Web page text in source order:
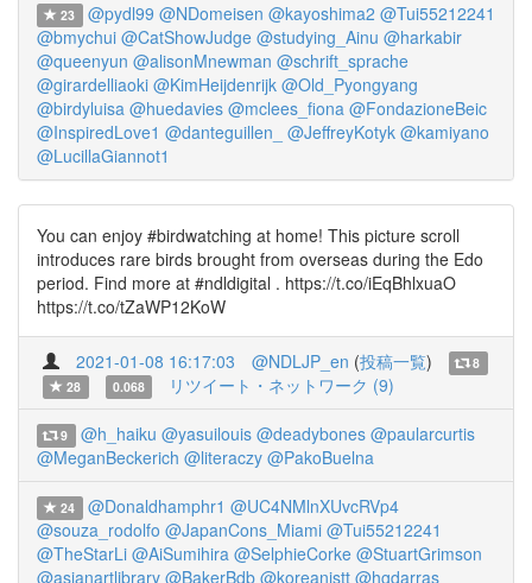
23 @pydl99 @NDomeisen @kayoshima2 @Tui55212241
@bmychui @CatShowJudge @studying_Ainu @harkabir
@queenyun @alisonMnewman @schrift_sprache
@girardelliaoki @KimHeijdenrijk @Old_Pyongyang
@birdyluisa @huedavies @mclees_fiona @FondazioneBeic
@InspiredLove1 @danteguillen_ @JeffreyKotyk @kamiyano
@LucillaGiannot1
You can enjoy #birdwatching at home! This picture scroll
introduces rare birds brought from overseas during the Edo
period. Find more at #ndldigital . https://t.co/iEqBhlxuaO
https://t.co/tZaWP12KoW
2021-01-08 16:17:03 @NDLJP_en (投稿一覧)
8
28
0.068 リツイート・ネットワーク (9)
9 @h_haiku @yasuilouis @deadybones @paularcurtis
@MeganBeckerich @literaczy @PakoBuelna
24 @Donaldhamphr1 @UC4NMlnXUvcRVp4
@souza_rodolfo @JapanCons_Miami @Tui55212241
@TheStarLi @AiSumihira @SelphieCorke @StuartGrimson
@asianartlibrary @BakerBdb @koreanistt @hgdarras